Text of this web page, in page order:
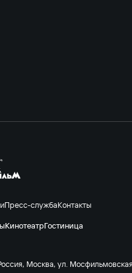
Пресс-службаКонтакты
КинотеатрГостиница
Москва, ул.